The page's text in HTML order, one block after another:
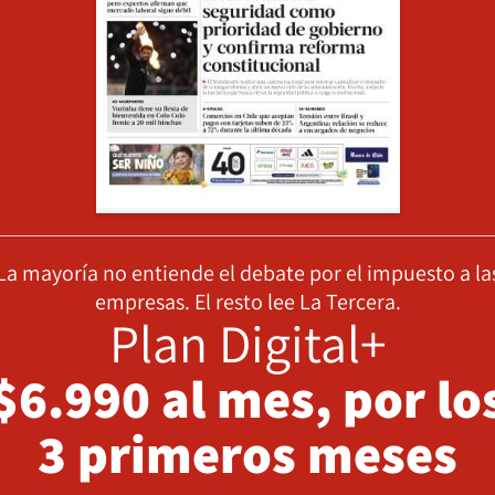
mayoría no entiende el debate por el impuesto a
empresas. El resto lee La Tercera.
Plan Digital+
al mes, por
3 primeros meses